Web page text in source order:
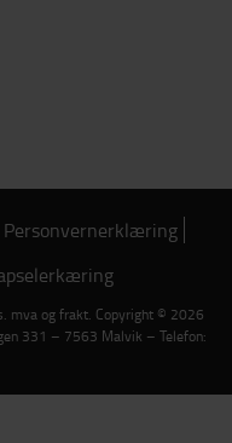
Personvernerklæring
mva og frakt. Copyright © 2026
331 – 7563 Malvik – Telefon: